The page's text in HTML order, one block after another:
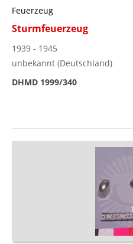
Feuerzeug
Sturmfeuerzeug
1939 - 1945
unbekannt (Deutschland)
DHMD 1999/340